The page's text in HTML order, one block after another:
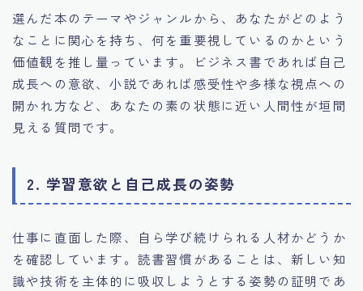
選んだ本のテーマやジャンルから、あなたがどのよう
なことに関心を持ち、何を重要視しているのかという
価値観を推し量っています。ビジネス書であれば自己
成長への意欲、小説であれば感受性や多様な視点への
開かれ方など、あなたの素の状態に近い人間性が垣間
見える質問です。
2. 学習意欲と自己成長の姿勢
仕事に直面した際、自ら学び続けられる人材かどうか
を確認しています。読書習慣があることは、新しい知
識や技術を主体的に吸収しようとする姿勢の証明であ